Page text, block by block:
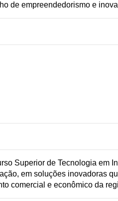
de empreendedorismo e
Superior de Tecnologia em
em soluções inovadoras
comercial e econômico da